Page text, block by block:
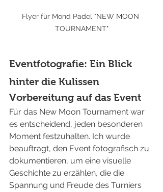
Flyer für Mond Padel "NEW MOON
TOURNAMENT"
Eventfotografie: Ein Blick
hinter die Kulissen
Vorbereitung auf das Event
Für das New Moon Tournament war
es entscheidend, jeden besonderen
Moment festzuhalten. Ich wurde
beauftragt, den Event fotografisch zu
dokumentieren, um eine visuelle
Geschichte zu erzählen, die die
Spannung und Freude des Turniers